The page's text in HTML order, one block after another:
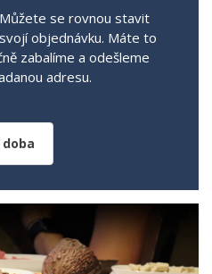
se rovnou stavit
objednávku. Máte to
zabalíme a odešleme
adresu.